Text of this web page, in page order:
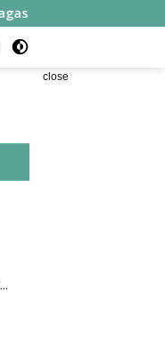
Kaki di Kota Besar,
close